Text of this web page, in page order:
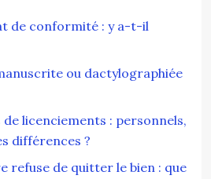
de conformité : y a-t-il
ou dactylographiée
licenciements : personnels,
différences ?
refuse de quitter le bien : que